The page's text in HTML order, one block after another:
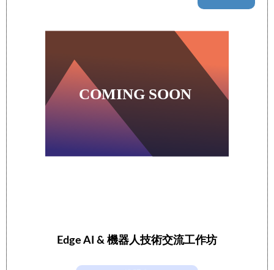
Edge AI & 機器人技術交流工作坊